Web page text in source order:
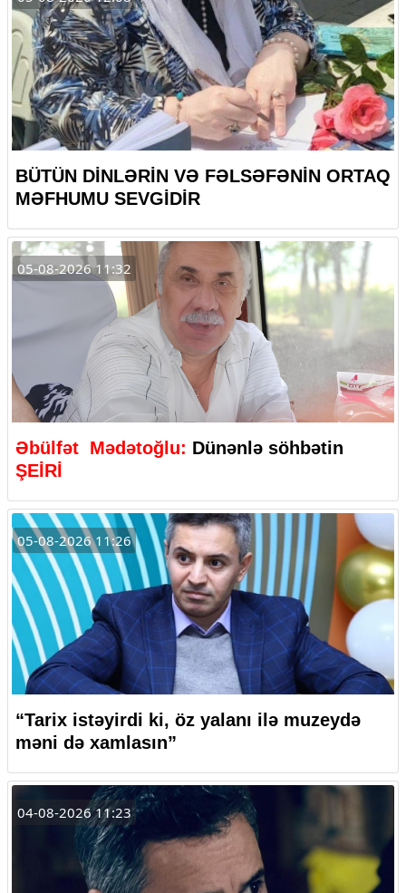
BÜTÜN DİNLƏRİN VƏ FƏLSƏFƏNİN ORTAQ
MƏFHUMU SEVGİDİR
05-08-2026 11:32
Əbülfət Mədətoğlu: Dünənlə söhbətin
ŞEİRİ
05-08-2026 11:26
“Tarix istəyirdi ki, öz yalanı ilə muzeydə
məni də xamlasın”
04-08-2026 11:23